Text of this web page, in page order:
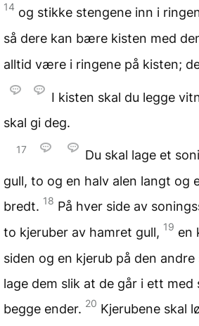
14 og stikke stengene inn i
så dere kan bære kisten med
alltid være i ringene på kisten;
I kisten skal du legge
skal gi deg.
17
Du skal lage et
gull, to og en halv alen langt og
bredt. 18 På hver side av
to kjeruber av hamret gull, 19 en
siden og en kjerub på den andre
lage dem slik at de går i ett med
begge ender. 20 Kjerubene skal